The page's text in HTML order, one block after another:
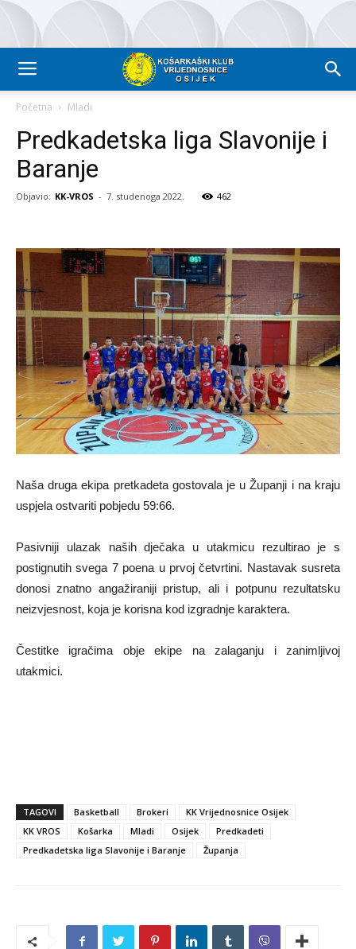
Početna Mladi
Predkadetska liga Slavonije i
Baranje
Objavio: KK-VROS - 7. studenoga 2022. 462
Naša druga ekipa pretkadeta gostovala je u Županji i na kraju
uspjela ostvariti pobjedu 59:66.
Pasivniji ulazak naših dječaka u utakmicu rezultirao je s
postignutih svega 7 poena u prvoj četvrtini. Nastavak susreta
donosi znatno angažiraniji pristup, ali i potpunu rezultatsku
neizvjesnost, koja je korisna kod izgradnje karaktera.
Čestitke igračima obje ekipe na zalaganju i zanimljivoj
utakmici.
TAGOVI Basketball Brokeri
KK Vrijednosnice Osijek
KK VROS
Košarka Mladi Osijek
Predkadeti
Predkadetska liga Slavonije i Baranje
Županja